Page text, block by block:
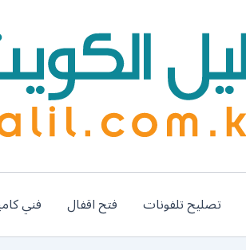
تصليح تلفونات فتح اقفال فني